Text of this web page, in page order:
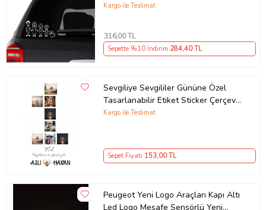
Kargo ile Teslimat
316,00 TL
Sepette %10 İndirim 284,40 TL
Sevgiliye Sevgililer Gününe Özel
Tasarlanabilir Etiket Sticker Çerçeve
ve Tablo Uygun (Parlak Beyaz)
Kargo ile Teslimat
Sepet Fiyatı 153,00 TL
Peugeot Yeni Logo Araçları Kapı Altı
Led Logo Mesafe Sensörlü Yeni